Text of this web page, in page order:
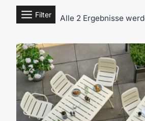
Filter Alle 2 Ergebnisse